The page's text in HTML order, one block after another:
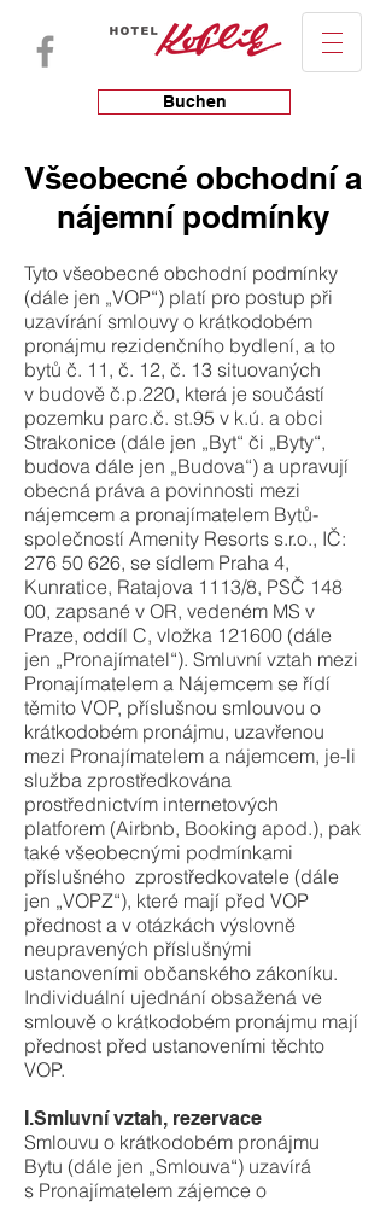
Buchen
Všeobecné obchodní a
nájemní podmínky
Tyto všeobecné obchodní podmínky
(dále jen „VOP“) platí pro postup při
uzavírání smlouvy o krátkodobém
pronájmu rezidenčního bydlení, a to
bytů č. 11, č. 12, č. 13 situovaných
v budově č.p.220, která je součástí
pozemku parc.č. st.95 v k.ú. a obci
Strakonice (dále jen „Byt“ či „Byty“,
budova dále jen „Budova“) a upravují
obecná práva a povinnosti mezi
nájemcem a pronajímatelem Bytů-
společností Amenity Resorts s.r.o., IČ:
276 50 626, se sídlem Praha 4,
Kunratice, Ratajova 1113/8, PSČ 148
00, zapsané v OR, vedeném MS v
Praze, oddíl C, vložka 121600 (dále
jen „Pronajímatel“). Smluvní vztah mezi
Pronajímatelem a Nájemcem se řídí
těmito VOP, příslušnou smlouvou o
krátkodobém pronájmu, uzavřenou
mezi Pronajímatelem a nájemcem, je-li
služba zprostředkována
prostřednictvím internetových
platforem (Airbnb, Booking apod.), pak
také všeobecnými podmínkami
příslušného zprostředkovatele (dále
jen „VOPZ“), které mají před VOP
přednost a v otázkách výslovně
neupravených příslušnými
ustanoveními občanského zákoníku.
Individuální ujednání obsažená ve
smlouvě o krátkodobém pronájmu mají
přednost před ustanoveními těchto
VOP.
I.Smluvní vztah, rezervace
Smlouvu o krátkodobém pronájmu
Bytu (dále jen „Smlouva“) uzavírá
s Pronajímatelem zájemce o